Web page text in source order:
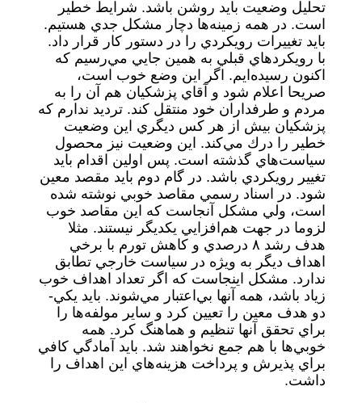
تحليل وضعيت بايد روشن باشد. شرايط خطير
است. در همه زمينه‌ها دچار مشكل جدي هستيم.
بايد تغييرات رويكردي را در دستور كار قرار داد.
با رويكردهاي قبلي به همين جايي مي‌رسيم كه
اكنون رسيده‌ايم. اگر اين وضع خوب است،
صريحا اعلام شود و آقاي پزشكيان هم آن را به
مردم و طرفداران خود منتقل كند. ترديد ندارم كه
پزشكيان بيش از هر كس ديگري اين وضعيت
خطير را درك مي‌كند. اين وضعيت نيز محصول
سياست‌هاي گذشته است. پس اولين اقدام بايد
تغيير رويكردي باشد. در گام دوم بايد مقصد معين
شود. در اسناد رسمي مقاصد خوبي نوشته شده
است، ولي مشكل آنجاست كه اين مقاصد خوب
لزوما در جهت هم‌افزايي يكديگر نيستند. مثلا
هدف رشد ۸ درصدي و كاهش تورم با برخي
اهداف ديگر به ويژه در سياست خارجي تطابق
ندارد. مشكل اينجاست كه اگر تعداد اهداف خوب
زياد باشد، همه آنها بي‌اعتبار مي‌شوند. بايد يكي-
دو هدف معين را تعيين كرد و ساير مولفه‌ها را
براي تحقق آنها تنظيم و هماهنگ كرد. همه
خوبي‌ها با هم جمع نخواهند شد. بايد آمادگي كافي
براي پذيرش و پرداخت هزينه‌هاي اين اهداف را
داشت.